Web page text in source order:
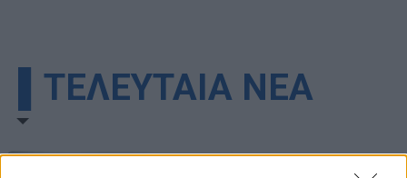
▌ΤΕΛΕΥΤΑΙΑ ΝΕΑ